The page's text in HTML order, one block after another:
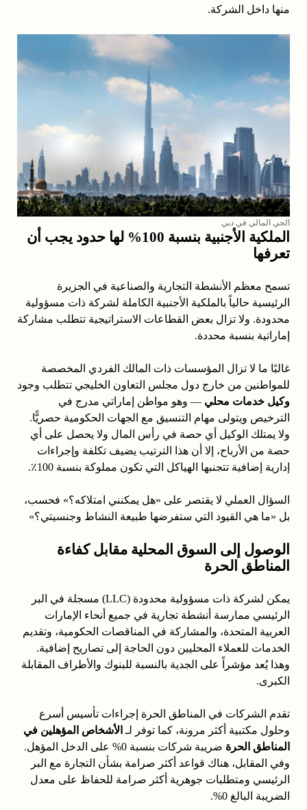
منها داخل الشركة.
الحي المالي في دبي
الملكية الأجنبية بنسبة 100% لها حدود يجب أن
تعرفها
تسمح معظم الأنشطة التجارية والصناعية في الجزيرة
الرئيسية حالياً بالملكية الأجنبية الكاملة لشركة ذات مسؤولية
محدودة. ولا تزال بعض القطاعات الاستراتيجية تتطلب مشاركة
إماراتية بنسبة محددة.
غالبًا ما لا تزال المؤسسات ذات المالك الفردي المخصصة
للمواطنين من خارج دول مجلس التعاون الخليجي تتطلب وجود
وكيل خدمات محلي — وهو مواطن إماراتي مدرج في
الترخيص ويتولى مهام التنسيق مع الجهات الحكومية حصريًّا.
ولا يمتلك الوكيل أي حصة في رأس المال ولا يحصل على أي
حصة من الأرباح، إلا أن هذا الترتيب يضيف تكلفة وإجراءات
إدارية إضافية تتجنبها الهياكل التي تكون مملوكة بنسبة 100٪.
السؤال العملي لا يقتصر على «هل يمكنني امتلاكه؟» فحسب،
بل «ما هي القيود التي ستفرضها طبيعة النشاط وجنسيتي؟»
الوصول إلى السوق المحلية مقابل كفاءة
المناطق الحرة
يمكن لشركة ذات مسؤولية محدودة (LLC) مسجلة في البر
الرئيسي ممارسة أنشطة تجارية في جميع أنحاء الإمارات
العربية المتحدة، والمشاركة في المناقصات الحكومية، وتقديم
الخدمات للعملاء المحليين دون الحاجة إلى تصاريح إضافية.
وهذا يُعد مؤشراً على الجدية بالنسبة للبنوك والأطراف المقابلة
الكبرى.
تقدم الشركات في المناطق الحرة إجراءات تأسيس أسرع
وحلول مكتبية أكثر مرونة، كما توفر لـ الأشخاص المؤهلين في
المناطق الحرة
ضريبة شركات بنسبة 0% على الدخل المؤهل.
وفي المقابل، هناك قواعد أكثر صرامة بشأن التجارة مع البر
الرئيسي ومتطلبات جوهرية أكثر صرامة للحفاظ على معدل
الضريبة البالغ 0%.